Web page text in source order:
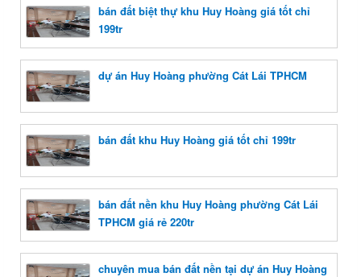
bán đất biệt thự khu Huy Hoàng giá tốt chỉ
199tr
dự án Huy Hoàng phường Cát Lái TPHCM
bán đất khu Huy Hoàng giá tốt chỉ 199tr
bán đất nền khu Huy Hoàng phường Cát Lái
TPHCM giá rẻ 220tr
chuyên mua bán đất nền tại dự án Huy Hoàng